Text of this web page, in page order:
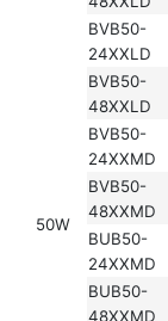
50W
BVB50-
24XXLD
BVB50-
48XXLD
BVB50-
24XXMD
BVB50-
48XXMD
BUB50-
24XXMD
BUB50-
48XXMD